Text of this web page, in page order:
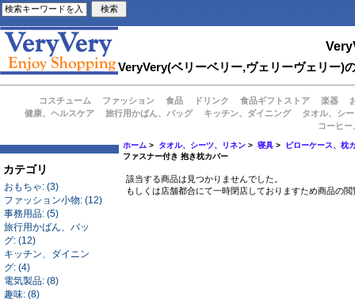
VeryVery(ベリーベリー,ヴェリーヴェリー)
コスチューム ファッション 食品 ドリンク 食品ギフトストア 楽器
健康、ヘルスケア
旅行用かばん、バッグ キッチン、ダイニング
タオル、シ
コーヒ
カテゴリ
おもちゃ: (3)
ファッション小物: (12)
事務用品: (5)
旅行用かばん、バッ
グ: (12)
キッチン、ダイニン
グ: (4)
電気製品: (8)
趣味: (8)
ホーム > タオル、シーツ、リネン >寝具 >
ピローケース、枕
ファスナー付き 抱き枕カバー
該当する商品は見つかりませんでした。
もしくは店舗都合にて一時閉店しておりますため商品の